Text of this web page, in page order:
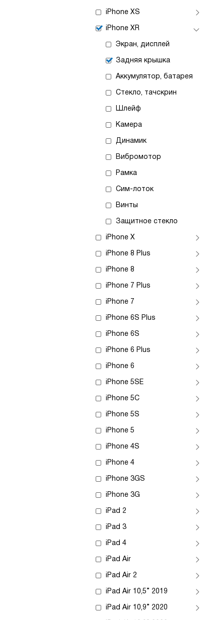
iPhone XS
iPhone XR
Экран, дисплей
Задняя крышка
Аккумулятор, батарея
Стекло, тачскрин
Шлейф
Камера
Динамик
Вибромотор
Рамка
Сим-лоток
Винты
Защитное стекло
iPhone X
iPhone 8 Plus
iPhone 8
iPhone 7 Plus
iPhone 7
iPhone 6S Plus
iPhone 6S
iPhone 6 Plus
iPhone 6
iPhone 5SE
iPhone 5C
iPhone 5S
iPhone 5
iPhone 4S
iPhone 4
iPhone 3GS
iPhone 3G
iPad 2
iPad 3
iPad 4
iPad Air
iPad Air 2
iPad Air 10,5” 2019
iPad Air 10,9” 2020